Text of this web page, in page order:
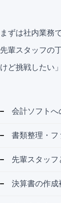
まずは社内業務
先輩スタッフの
けど挑戦したい
会計ソフトへ
書類整理・フ
先輩スタッフ
決算書の作成